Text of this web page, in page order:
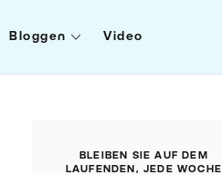
Bloggen Video
BLEIBEN SIE AUF DEM
LAUFENDEN, JEDE WOCHE